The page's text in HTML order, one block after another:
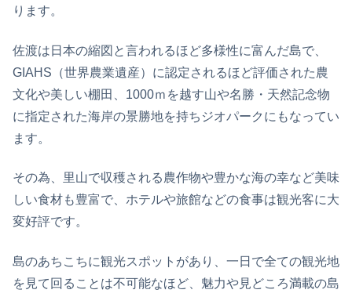
ります。
佐渡は日本の縮図と言われるほど多様性に富んだ島で、
GIAHS（世界農業遺産）に認定されるほど評価された農
文化や美しい棚田、1000ｍを越す山や名勝・天然記念物
に指定された海岸の景勝地を持ちジオパークにもなってい
ます。
その為、里山で収穫される農作物や豊かな海の幸など美味
しい食材も豊富で、ホテルや旅館などの食事は観光客に大
変好評です。
島のあちこちに観光スポットがあり、一日で全ての観光地
を見て回ることは不可能なほど、魅力や見どころ満載の島